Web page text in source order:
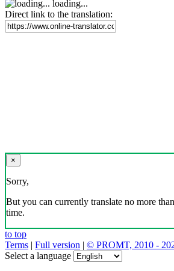
loading...
Direct link to the translation:
×
Sorry,
But you can currently translate no more
time.
to top
Terms | Full version | © PROMT, 2010 -
Select a language